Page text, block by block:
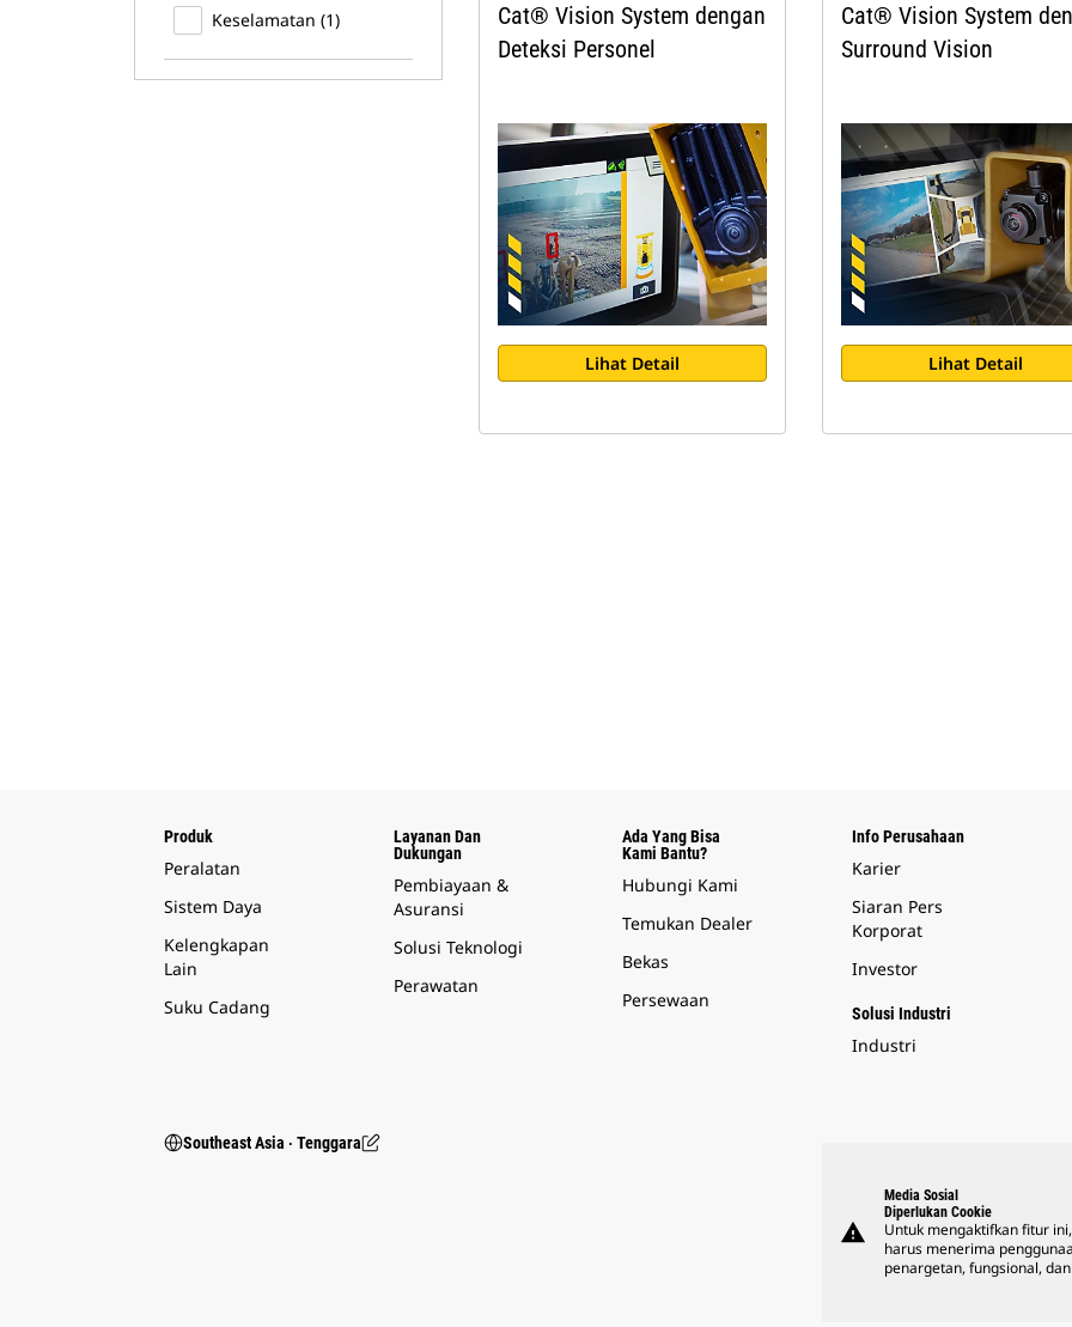
Keselamatan (1)
Cat® Vision System dengan
Deteksi Personel
Lihat Detail
Cat® Vision System
Surround Vision
Lihat Detail
Produk
Peralatan
Sistem Daya
Kelengkapan
Lain
Suku Cadang
Layanan Dan
Dukungan
Pembiayaan &
Asuransi
Solusi Teknologi
Perawatan
Ada Yang Bisa
Kami Bantu?
Hubungi Kami
Temukan Dealer
Bekas
Persewaan
Info Perusahaan
Karier
Siaran Pers
Korporat
Investor
Solusi Industri
Industri
Southeast Asia ‧ Tenggara
warning
Media Sosial
Diperlukan Cookie
Untuk mengaktifkan fitur
harus menerima
penargetan, fungsional,